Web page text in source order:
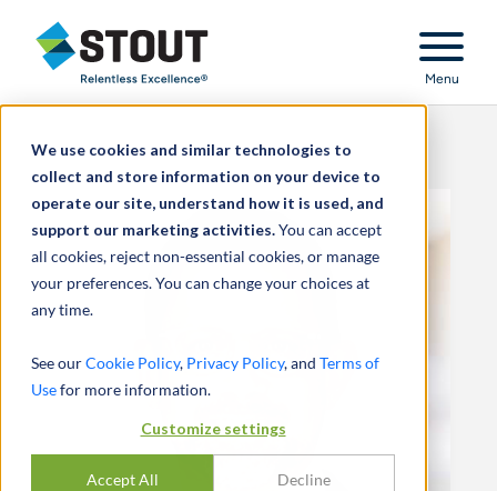
We use cookies and similar technologies to
collect and store information on your device to
operate our site, understand how it is used, and
support our marketing activities.You can accept
all cookies, reject non-essential cookies, or manage
your preferences. You can change your choices at
any time.
See ourCookie Policy, Privacy Policy, and Terms of
Usefor more information.
Customize settings
Accept All Decline
Stout Relentless Excellence
Menu